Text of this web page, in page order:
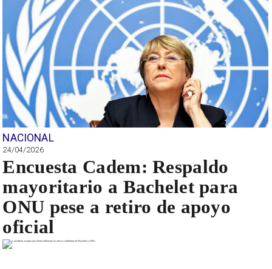
NACIONAL
24/04/2026
Encuesta Cadem: Respaldo
mayoritario a Bachelet para
ONU pese a retiro de apoyo
oficial